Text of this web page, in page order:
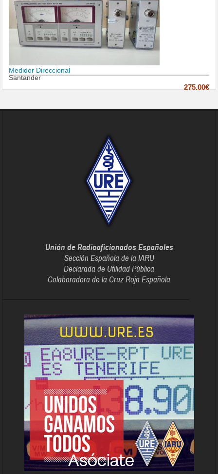
Medidor Direccional
Santander
275.00€
Unión de Radioaficionados Españoles
Sección Española de la IARU
Declarada de Utilidad Pública
Colaboradora de la Cruz Roja Española